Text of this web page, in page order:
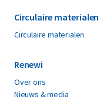
Circulaire materialen
Circulaire materialen
Renewi
Over ons
Nieuws & media